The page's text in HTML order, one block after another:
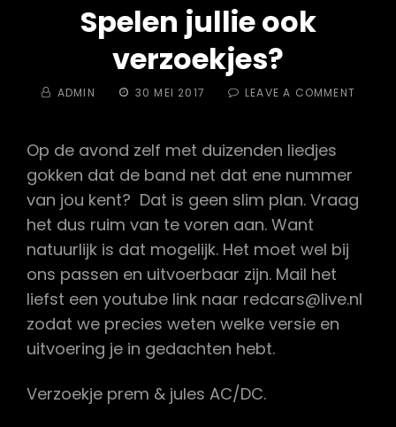
Spelen jullie ook
verzoekjes?
BY ADMIN
POSTED
30 MEI 2017 LEAVE A COMMENT
Op de avond zelf met duizenden liedjes
gokken dat de band net dat ene nummer
van jou kent? Dat is geen slim plan. Vraag
het dus ruim van te voren aan. Want
natuurlijk is dat mogelijk. Het moet wel bij
ons passen en uitvoerbaar zijn. Mail het
liefst een youtube link naar redcars@live.nl
zodat we precies weten welke versie en
uitvoering je in gedachten hebt.
Verzoekje prem & jules AC/DC.